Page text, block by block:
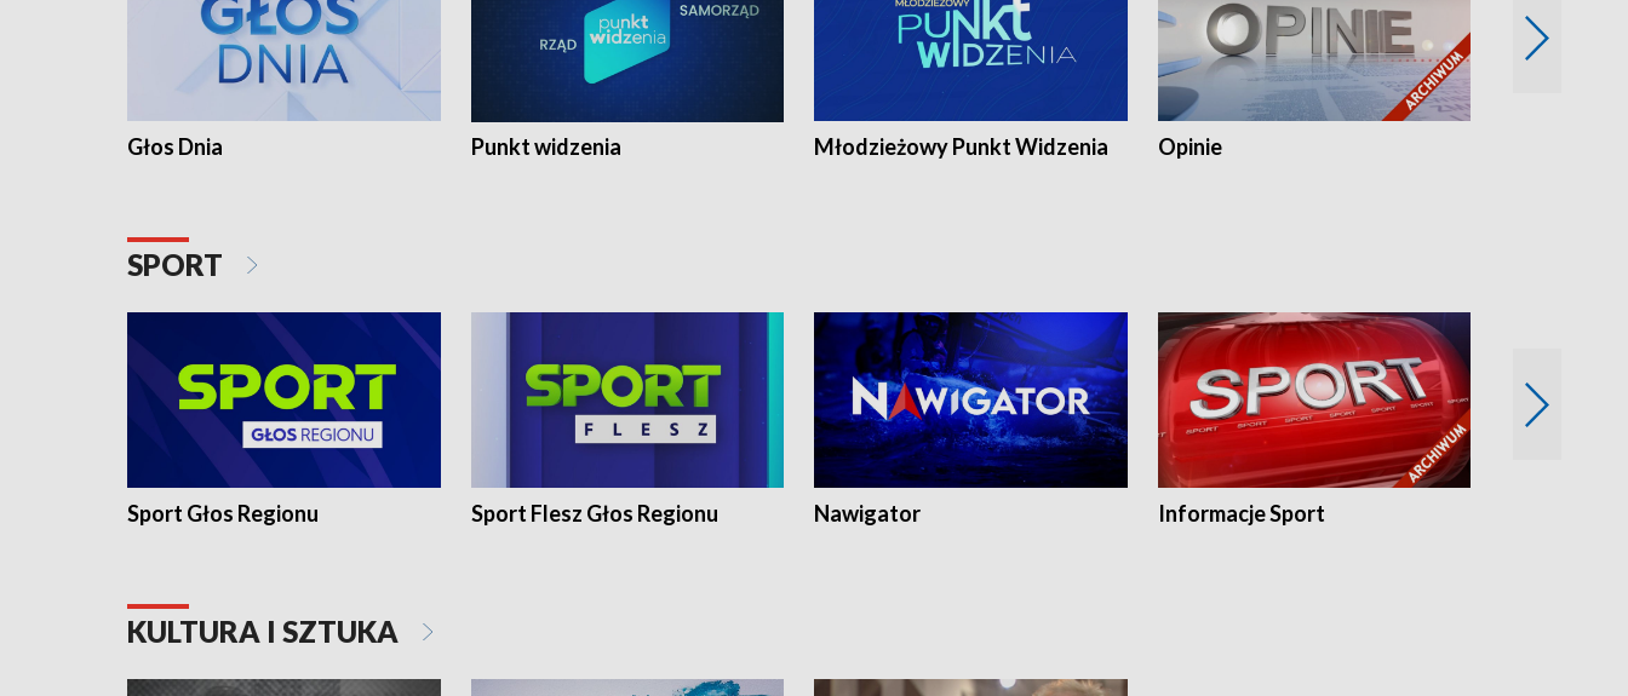
Głos Dnia Punkt widzenia Młodzieżowy Punkt Widzenia Opinie
SPORT
Sport Głos Regionu Sport Flesz Głos Regionu Nawigator Informacje Sport
KULTURA I SZTUKA